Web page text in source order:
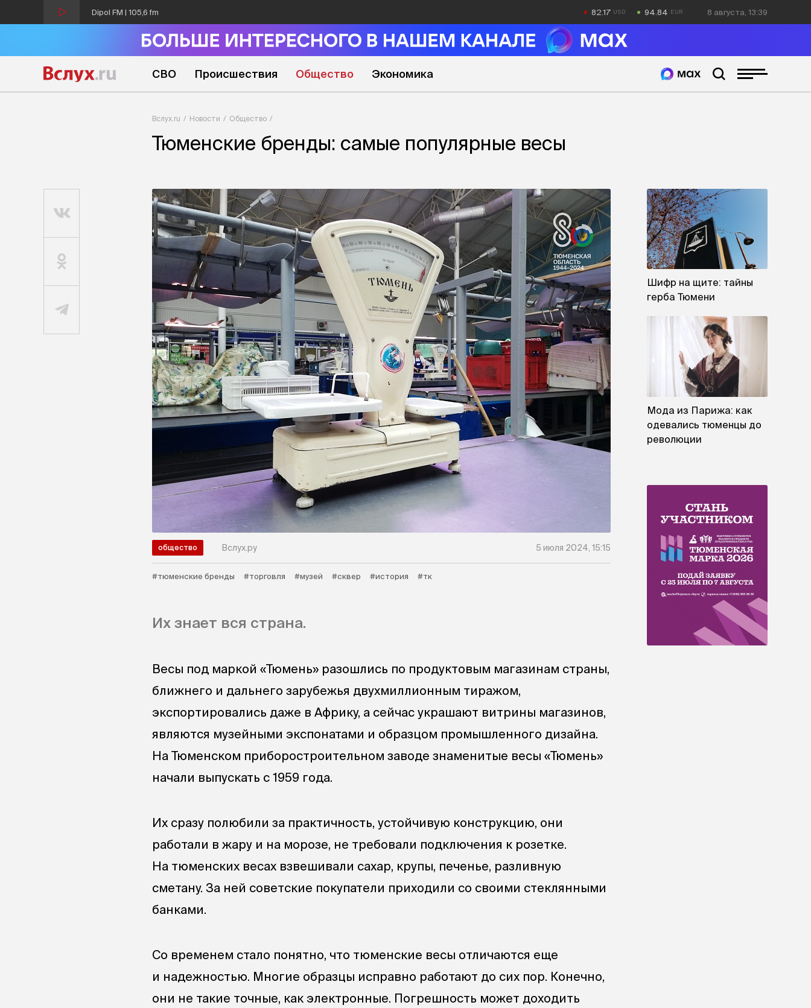
Dipol FM | 105,6 fm 82.17 94.84 8 августа, 13:39
СВО Происшествия Общество Экономика
Вслух.ru Новости Общество
Тюменские бренды: самые популярные весы
общество Вслух.ру 5 июля 2024, 15:15
#тюменские бренды #торговля #музей #сквер #история #тк
Их знает вся страна.
Весы под маркой «Тюмень» разошлись по продуктовым магазинам страны,
ближнего и дальнего зарубежья двухмиллионным тиражом,
экспортировались даже в Африку, а сейчас украшают витрины магазинов,
являются музейными экспонатами и образцом промышленного дизайна.
На Тюменском приборостроительном заводе знаменитые весы «Тюмень»
начали выпускать с 1959 года.
Их сразу полюбили за практичность, устойчивую конструкцию, они
работали в жару и на морозе, не требовали подключения к розетке.
На тюменских весах взвешивали сахар, крупы, печенье, разливную
сметану. За ней советские покупатели приходили со своими стеклянными
банками.
Со временем стало понятно, что тюменские весы отличаются еще
и надежностью. Многие образцы исправно работают до сих пор. Конечно,
они не такие точные, как электронные. Погрешность может доходить
Шифр на щите: тайны
герба Тюмени
Мода из Парижа: как
одевались тюменцы до
революции